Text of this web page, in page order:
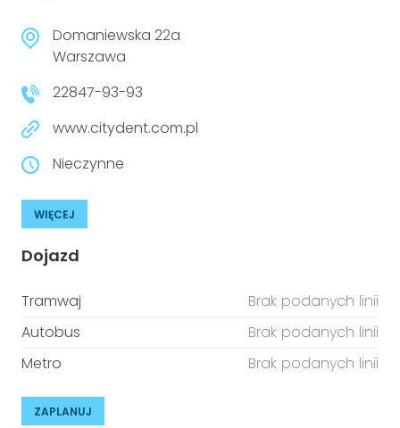
Domaniewska 22a
Warszawa
22847-93-93
www.citydent.com.pl
Nieczynne
WIĘCEJ
Dojazd
Tramwaj
Brak podanych linii
Autobus
Brak podanych linii
Metro
Brak podanych linii
ZAPLANUJ